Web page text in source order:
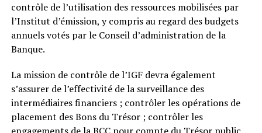
contrôle de l’utilisation des ressources mobilisées par
l’Institut d’émission, y compris au regard des budgets
annuels votés par le Conseil d’administration de la
Banque.
La mission de contrôle de l’IGF devra également
s’assurer de l’effectivité de la surveillance des
intermédiaires financiers ; contrôler les opérations de
placement des Bons du Trésor ; contrôler les